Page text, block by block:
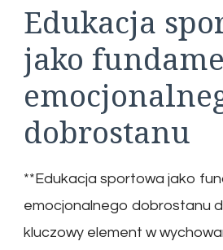
Edukacja
jako
dobrostanu
**Edukacja sportowa jako
emocjonalnego dobrostanu
kluczowy element w